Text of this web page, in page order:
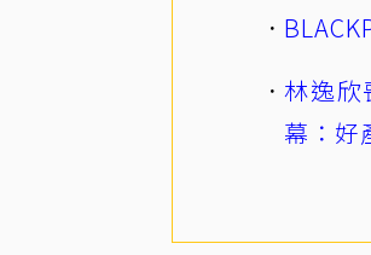
林逸
幕：好